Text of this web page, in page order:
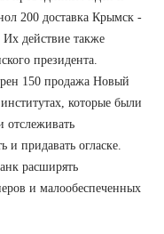
200 доставка Крымск -
действие также
президента.
150 продажа Новый
которые были
отслеживать
и придавать огласке.
расширять
и малообеспеченных